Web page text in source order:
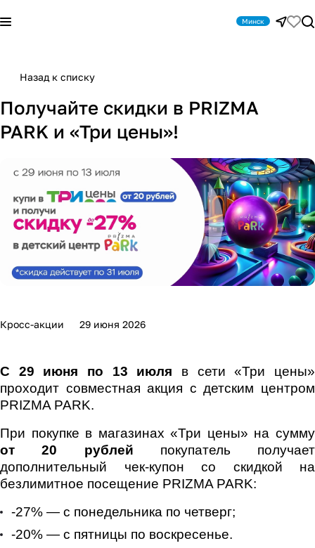
Минск
Назад к списку
Получайте скидки в PRIZMA
PARK и «Три цены»!
Кросс-акции 29 июня 2026
С 29 июня по 13 июля в сети «Три цены»
проходит совместная акция с детским центром
PRIZMA PARK.
При покупке в магазинах «Три цены» на сумму
от 20 рублей покупатель получает
дополнительный чек-купон со скидкой на
безлимитное посещение PRIZMA PARK:
-27% — с понедельника по четверг;
-20% — с пятницы по воскресенье.